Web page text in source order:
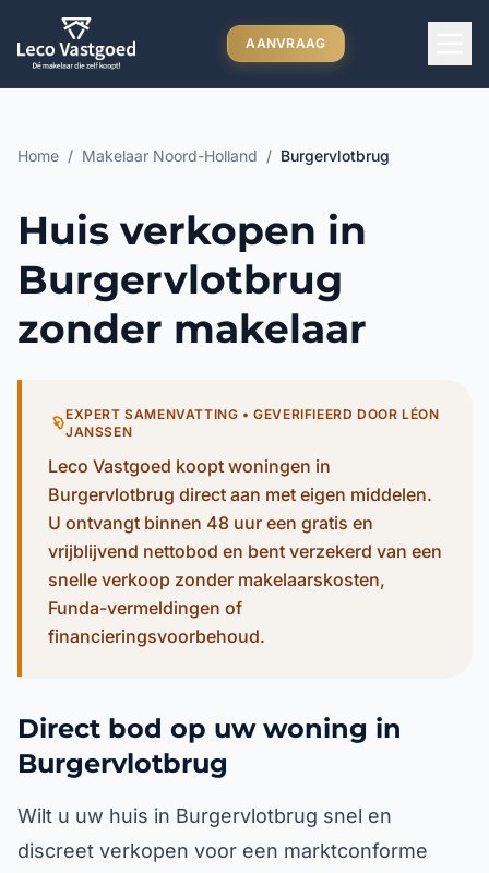
Ga direct naar inhoud
AANVRAAG
Home / Makelaar Noord-Holland / Burgervlotbrug
Huis verkopen in
Burgervlotbrug
zonder makelaar
EXPERT SAMENVATTING • GEVERIFIEERD DOOR LÉON
JANSSEN
Leco Vastgoed koopt woningen in
Burgervlotbrug direct aan met eigen middelen.
U ontvangt binnen 48 uur een gratis en
vrijblijvend nettobod en bent verzekerd van een
snelle verkoop zonder makelaarskosten,
Funda-vermeldingen of
financieringsvoorbehoud.
Direct bod op uw woning in
Burgervlotbrug
Wilt u uw huis in Burgervlotbrug snel en
discreet verkopen voor een marktconforme